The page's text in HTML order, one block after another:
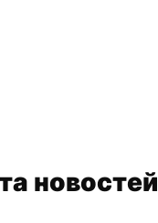
новостей